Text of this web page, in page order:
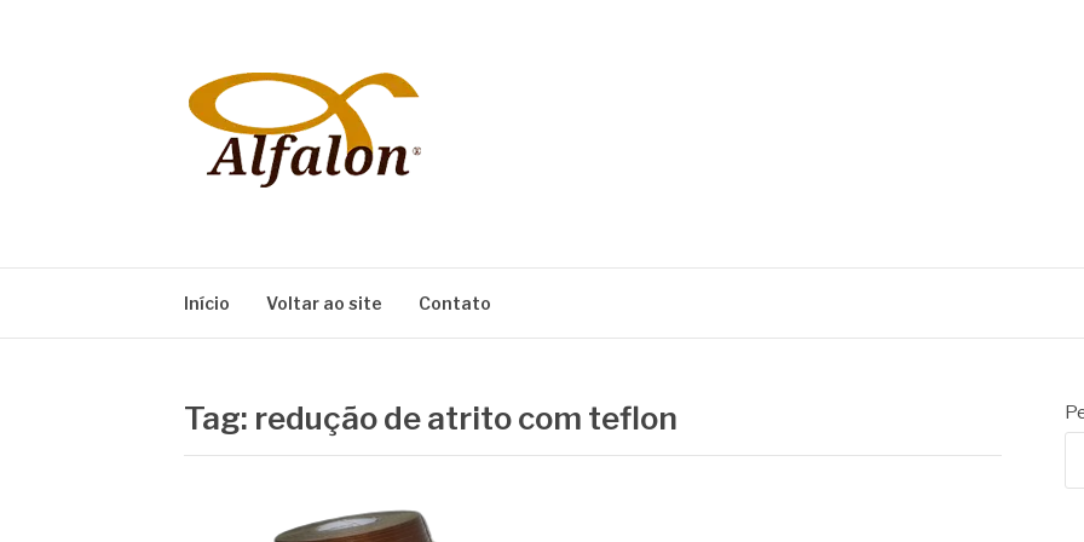
Início Voltar ao site Contato
Tag: redução de atrito com teflon